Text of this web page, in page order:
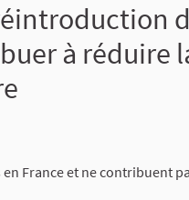
à réduire
France et ne contribuent